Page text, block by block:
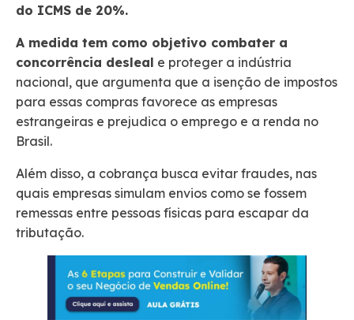
do ICMS de 20%.
A medida tem como objetivo combater a
concorrência desleal e proteger a indústria
nacional, que argumenta que a isenção de impostos
para essas compras favorece as empresas
estrangeiras e prejudica o emprego e a renda no
Brasil.
Além disso, a cobrança busca evitar fraudes, nas
quais empresas simulam envios como se fossem
remessas entre pessoas físicas para escapar da
tributação.